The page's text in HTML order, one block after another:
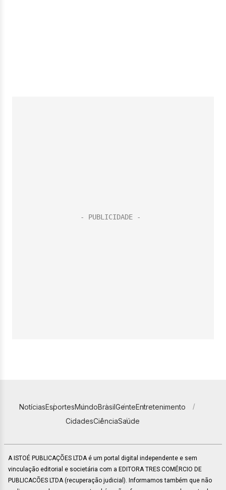
NotíciasEsportesMundoBrasilGenteEntretenimento
CidadesCiênciaSaúde
A ISTOÉ PUBLICAÇÕES LTDA é um portal digital independente e sem
vinculação editorial e societária com a EDITORA TRES COMÉRCIO DE
PUBLICACÕES LTDA (recuperação judicial). Informamos também que não